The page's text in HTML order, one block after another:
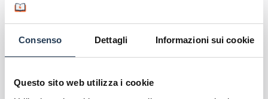
Consenso Dettagli Informazioni sui cookie
Questo sito web utilizza i cookie
cura, salvaguardia della salute individuale e
collettiva, nella rete dei servizi territoriali e
specificamente neiconsultori, negliambulatori,